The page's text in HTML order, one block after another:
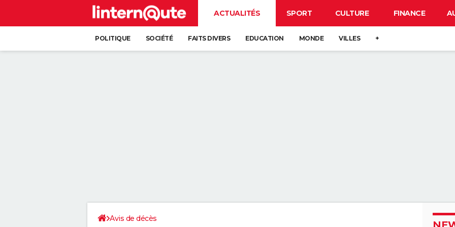
ACTUALITÉS SPORT CULTURE FINANCE
POLITIQUE SOCIÉTÉ FAITS DIVERS EDUCATION MONDE VILLES +
Avis de décès